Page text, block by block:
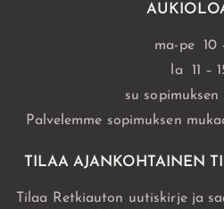
ma-pe 10
la 11 –
su sopimuksen
Palvelemme sopimuksen
TILAA AJANKOHTAINEN
Tilaa Retkiauton uutiskirje ja